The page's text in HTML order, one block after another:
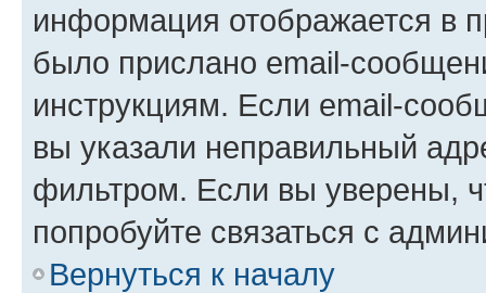
информация отображается в
было прислано email-
инструкциям. Если email-
вы указали неправильный
фильтром. Если вы уверены,
попробуйте связаться с
Вернуться к началу